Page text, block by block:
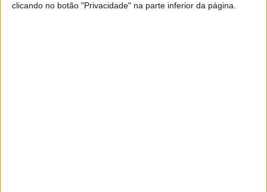
clicando no botão "Privacidade" na parte inferior da página.